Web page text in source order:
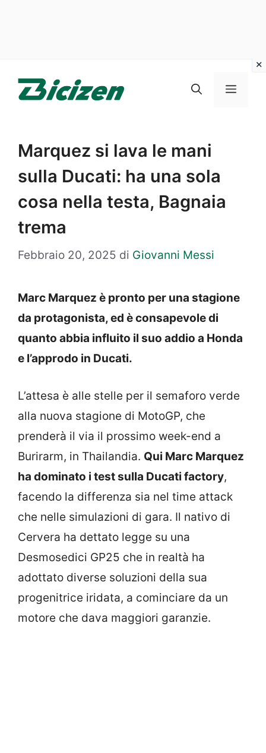
Menu
Marquez si lava le mani
sulla Ducati: ha una sola
cosa nella testa, Bagnaia
trema
Febbraio 20, 2025 di Giovanni Messi
Marc Marquez è pronto per una stagione
da protagonista, ed è consapevole di
quanto abbia influito il suo addio a Honda
e l’approdo in Ducati.
L’attesa è alle stelle per il semaforo verde
alla nuova stagione di MotoGP, che
prenderà il via il prossimo week-end a
Burirarm, in Thailandia. Qui Marc Marquez
ha dominato i test sulla Ducati factory,
facendo la differenza sia nel time attack
che nelle simulazioni di gara. Il nativo di
Cervera ha dettato legge su una
Desmosedici GP25 che in realtà ha
adottato diverse soluzioni della sua
progenitrice iridata, a cominciare da un
motore che dava maggiori garanzie.